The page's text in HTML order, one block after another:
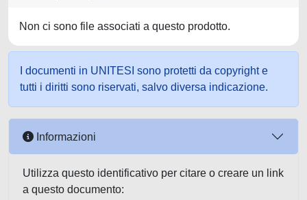
Non ci sono file associati a questo prodotto.
I documenti in UNITESI sono protetti da copyright e
tutti i diritti sono riservati, salvo diversa indicazione.
Informazioni
Utilizza questo identificativo per citare o creare un link
a questo documento: